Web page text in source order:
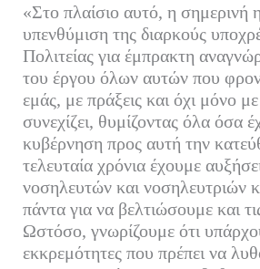
«Στο πλαίσιο αυτό, η σημερινή
υπενθύμιση της διαρκούς
Πολιτείας για έμπρακτη
του έργου όλων αυτών που
εμάς, με πράξεις και όχι μόνο
συνεχίζει, θυμίζοντας όλα όσα
κυβέρνηση προς αυτή την
τελευταία χρόνια έχουμε
νοσηλευτών και νοσηλευτριών
πάντα για να βελτιώσουμε και
Ωστόσο, γνωρίζουμε ότι
εκκρεμότητες που πρέπει να